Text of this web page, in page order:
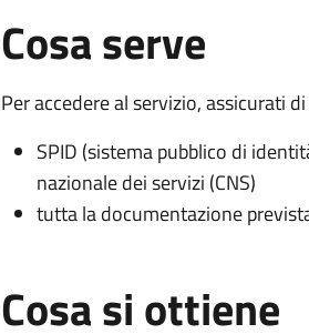
Cosa serve
Per accedere al servizio, assicurati
SPID (sistema pubblico di
nazionale dei servizi (CNS)
tutta la documentazione
Cosa si ottiene